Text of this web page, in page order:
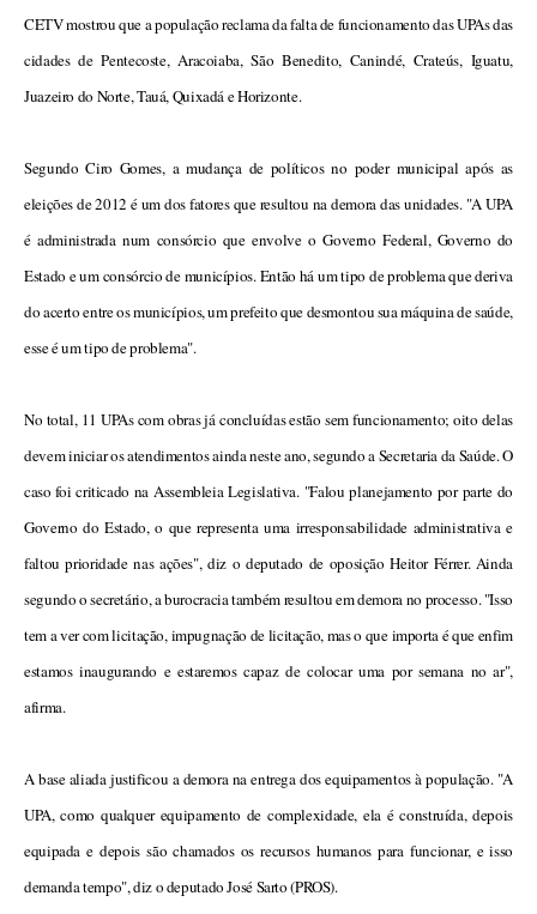
CETV mostrou que a população reclama da falta de funcionamento das UPAs das
cidades de Pentecoste, Aracoiaba, São Benedito, Canindé, Crateús, Iguatu,
Juazeiro do Norte, Tauá, Quixadá e Horizonte.
Segundo Ciro Gomes, a mudança de políticos no poder municipal após as
eleições de 2012 é um dos fatores que resultou na demora das unidades. "A UPA
é administrada num consórcio que envolve o Governo Federal, Governo do
Estado e um consórcio de municípios. Então há um tipo de problema que deriva
do acerto entre os municípios, um prefeito que desmontou sua máquina de saúde,
esse é um tipo de problema".
No total, 11 UPAs com obras já concluídas estão sem funcionamento; oito delas
devem iniciar os atendimentos ainda neste ano, segundo a Secretaria da Saúde. O
caso foi criticado na Assembleia Legislativa. "Falou planejamento por parte do
Governo do Estado, o que representa uma irresponsabilidade administrativa e
faltou prioridade nas ações", diz o deputado de oposição Heitor Férrer. Ainda
segundo o secretário, a burocracia também resultou em demora no processo. "Isso
tem a ver com licitação, impugnação de licitação, mas o que importa é que enfim
estamos inaugurando e estaremos capaz de colocar uma por semana no ar",
afirma.
A base aliada justificou a demora na entrega dos equipamentos à população. "A
UPA, como qualquer equipamento de complexidade, ela é construída, depois
equipada e depois são chamados os recursos humanos para funcionar, e isso
demanda tempo", diz o deputado José Sarto (PROS).